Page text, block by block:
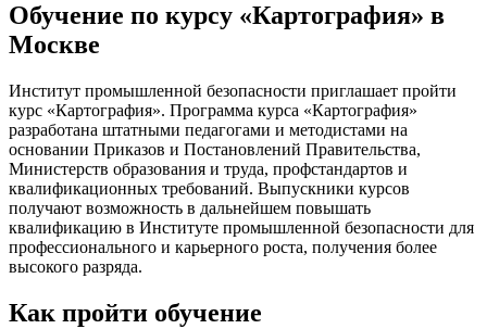
Обучение по курсу «Картография» в
Москве
Институт промышленной безопасности приглашает пройти
курс «Картография». Программа курса «Картография»
разработана штатными педагогами и методистами на
основании Приказов и Постановлений Правительства,
Министерств образования и труда, профстандартов и
квалификационных требований. Выпускники курсов
получают возможность в дальнейшем повышать
квалификацию в Институте промышленной безопасности для
профессионального и карьерного роста, получения более
высокого разряда.
Как пройти обучение